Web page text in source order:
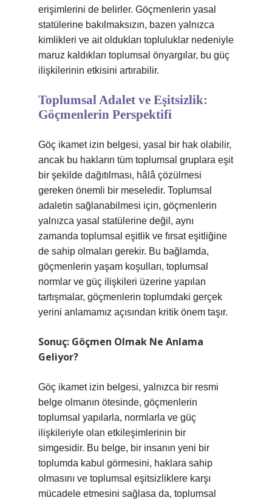
erişimlerini de belirler. Göçmenlerin yasal
statülerine bakılmaksızın, bazen yalnızca
kimlikleri ve ait oldukları topluluklar nedeniyle
maruz kaldıkları toplumsal önyargılar, bu güç
ilişkilerinin etkisini artırabilir.
Toplumsal Adalet ve Eşitsizlik:
Göçmenlerin Perspektifi
Göç ikamet izin belgesi, yasal bir hak olabilir,
ancak bu hakların tüm toplumsal gruplara eşit
bir şekilde dağıtılması, hâlâ çözülmesi
gereken önemli bir meseledir. Toplumsal
adaletin sağlanabilmesi için, göçmenlerin
yalnızca yasal statülerine değil, aynı
zamanda toplumsal eşitlik ve fırsat eşitliğine
de sahip olmaları gerekir. Bu bağlamda,
göçmenlerin yaşam koşulları, toplumsal
normlar ve güç ilişkileri üzerine yapılan
tartışmalar, göçmenlerin toplumdaki gerçek
yerini anlamamız açısından kritik önem taşır.
Sonuç: Göçmen Olmak Ne Anlama
Geliyor?
Göç ikamet izin belgesi, yalnızca bir resmi
belge olmanın ötesinde, göçmenlerin
toplumsal yapılarla, normlarla ve güç
ilişkileriyle olan etkileşimlerinin bir
simgesidir. Bu belge, bir insanın yeni bir
toplumda kabul görmesini, haklara sahip
olmasını ve toplumsal eşitsizliklere karşı
mücadele etmesini sağlasa da, toplumsal